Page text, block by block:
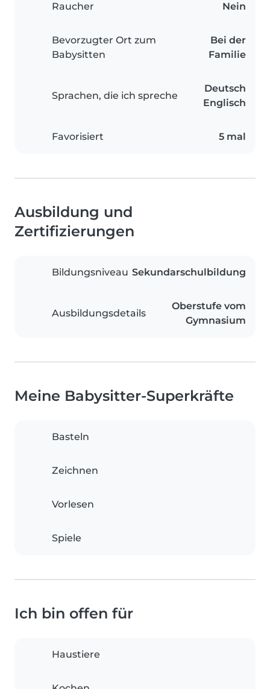
Raucher Nein
Bevorzugter Ort zum
Babysitten
Bei der
Familie
Sprachen, die ich spreche
Deutsch
Englisch
Favorisiert 5 mal
Ausbildung und
Zertifizierungen
Bildungsniveau Sekundarschulbildung
Ausbildungsdetails
Oberstufe vom
Gymnasium
Meine Babysitter-Superkräfte
Basteln
Zeichnen
Vorlesen
Spiele
Ich bin offen für
Haustiere